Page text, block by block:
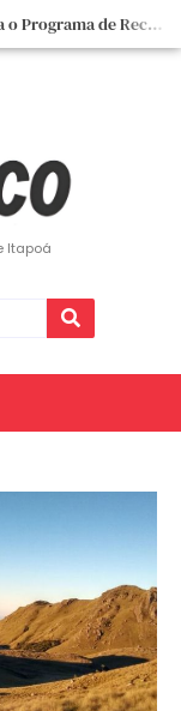
📣📣 A Prefeitura de Itapoá lança o Programa de Recuperação Fiscal (REFIS).
📢 Empreendedor do turismo, esta oportunidade é para você! Itapoá – SC.
Itapoá